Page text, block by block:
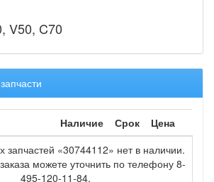
V50, C70
Наличие Срок
Цена
запчастей «30744112» нет в наличии.
можете уточнить по телефону 8-
495-120-11-84.